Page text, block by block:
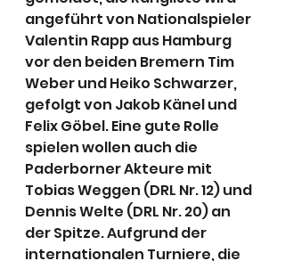
angeführt von Nationalspieler
Valentin Rapp aus Hamburg
vor den beiden Bremern Tim
Weber und Heiko Schwarzer,
gefolgt von Jakob Känel und
Felix Göbel. Eine gute Rolle
spielen wollen auch die
Paderborner Akteure mit
Tobias Weggen (DRL Nr. 12) und
Dennis Welte (DRL Nr. 20) an
der Spitze. Aufgrund der
internationalen Turniere, die